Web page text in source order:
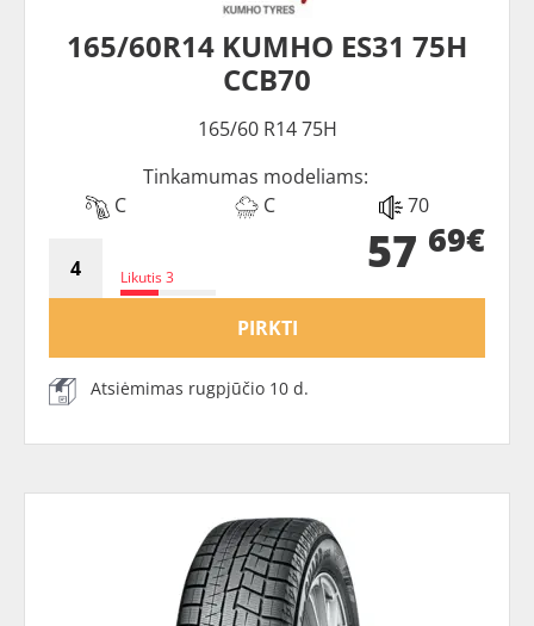
165/60R14 KUMHO ES31 75H
CCB70
165/60 R14 75H
Tinkamumas modeliams:
C
C 70
Likutis 3 57 69€
PIRKTI
Atsiėmimas rugpjūčio 10 d.